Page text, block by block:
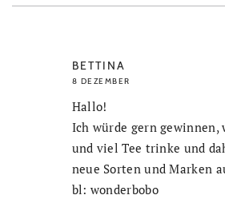
BETTINA
8 DEZEMBER
Hallo!
Ich würde gern
und viel Tee trinke und
neue Sorten und Marken
bl: wonderbobo